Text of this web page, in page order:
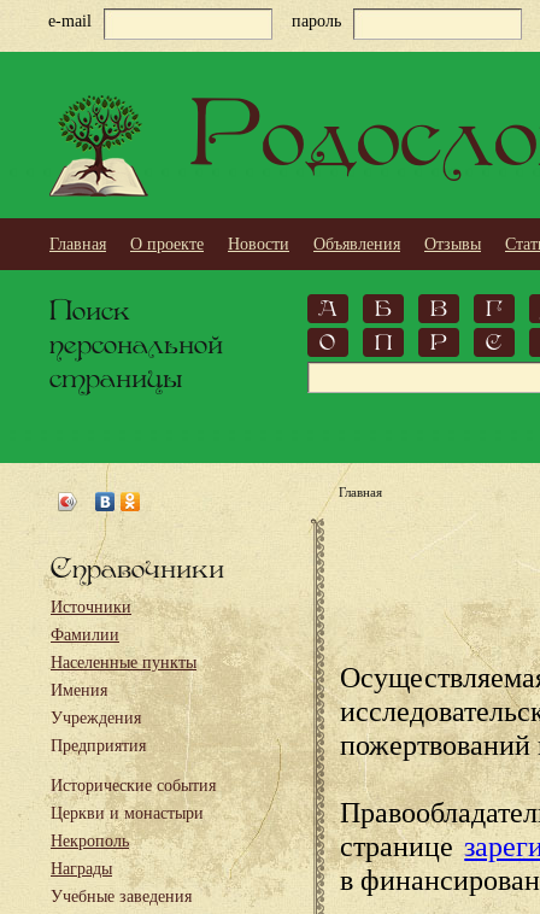
e-mail пароль
Главная О проекте Новости Объявления Отзывы
Поиск
персональной
страницы
А Б В
Г
О
П Р С
Справочники
Источники
Фамилии
Населенные пункты
Имения
Учреждения
Предприятия
Исторические события
Церкви и монастыри
Некрополь
Награды
Учебные заведения
Главная
пожертвований
странице
в